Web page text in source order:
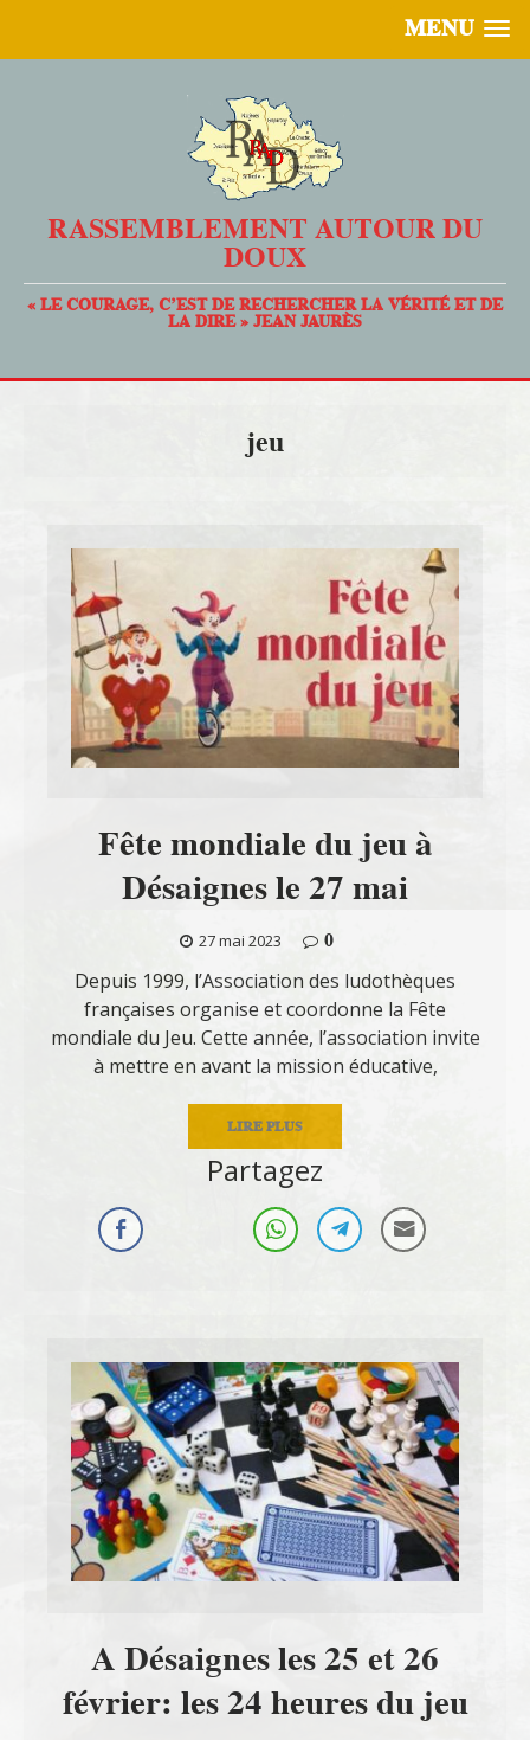
MENU
RASSEMBLEMENT AUTOUR DU
DOUX
« LE COURAGE, C’EST DE RECHERCHER LA VÉRITÉ ET DE
LA DIRE » JEAN JAURÈS
jeu
Fête mondiale du jeu à
Désaignes le 27 mai
27 mai 2023
0
Depuis 1999, l’Association des ludothèques
françaises organise et coordonne la Fête
mondiale du Jeu. Cette année, l’association invite
à mettre en avant la mission éducative,
LIRE PLUS
Partagez
A Désaignes les 25 et 26
février: les 24 heures du jeu